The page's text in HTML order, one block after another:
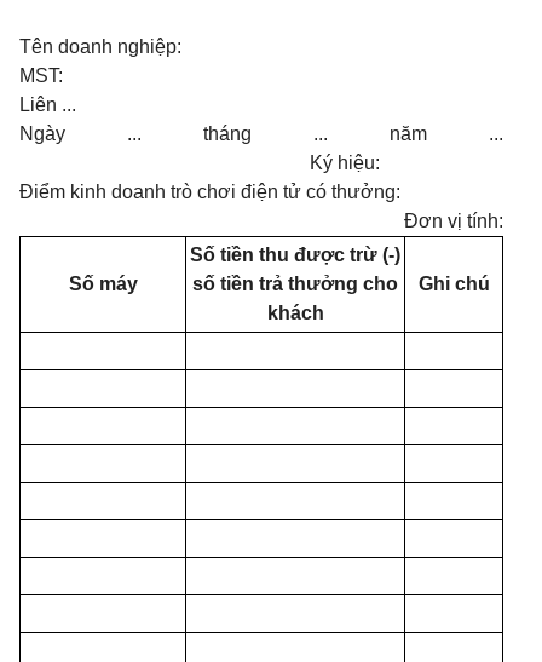
Tên doanh nghiệp:
MST:
Liên ...
Ngày ... tháng ... năm ...
Ký hiệu:
Điểm kinh doanh trò chơi điện tử có thưởng:
Đơn vị tính:
Số máy
Số tiền thu được trừ (-)
số tiền trả thưởng cho
khách
Ghi chú